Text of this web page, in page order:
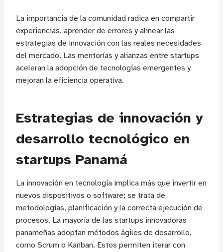
La importancia de la comunidad radica en compartir
experiencias, aprender de errores y alinear las
estrategias de innovación con las reales necesidades
del mercado. Las mentorías y alianzas entre startups
aceleran la adopción de tecnologías emergentes y
mejoran la eficiencia operativa.
Estrategias de innovación y
desarrollo tecnológico en
startups Panamá
La innovación en tecnología implica más que invertir en
nuevos dispositivos o software; se trata de
metodologías, planificación y la correcta ejecución de
procesos. La mayoría de las startups innovadoras
panameñas adoptan métodos ágiles de desarrollo,
como Scrum o Kanban. Estos permiten iterar con